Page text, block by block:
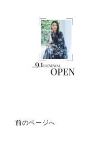
前のページへ